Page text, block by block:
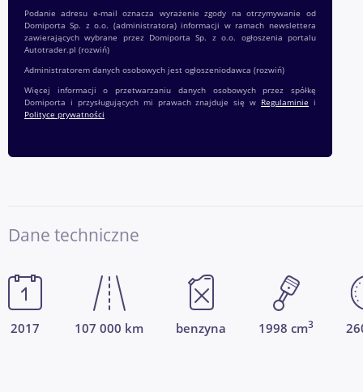
Podanie adresu e-mail oznacza wyrażenie zgody na otrzymywanie od
Domiporta Sp. z o.o. (administratora) informacji w ramach newslettera
zawierających wybrane przez Domiporta Sp. z o.o. ogłoszenia portalu
Autotrader.pl (rozwiń)
Administratorem danych osobowych jest ogłoszeniodawca (rozwiń)
Więcej informacji o przetwarzaniu danych osobowych przez spółkę
Domiporta i przysługujących mi prawach znajduje się w Regulaminie i
Polityce prywatności
Dane techniczne
2017 107 000 km benzyna 1998 cm3